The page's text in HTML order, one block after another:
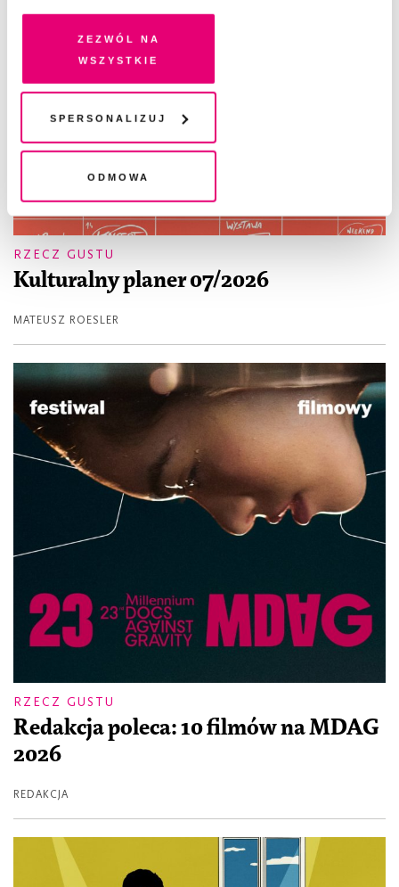
pokrewne, zgadzasz się na przechowywanie informacji
na Twoim urządzeniu końcowym lub dostęp do niego i
przetwarzanie danych. Zgodę na wszystkie lub niektóre
chwili wycofać lub ponowić w zakładce "Ustawienia
plików cookie". Wycofanie zgody nie wpływa na
legalność przetwarzania danych przed jej wycofaniem
Zezwól na
wszystkie
Spersonalizuj
Odmowa
RZECZ GUSTU
Kulturalny planer 07/2026
MATEUSZ ROESLER
RZECZ GUSTU
Redakcja poleca: 10 filmów na MDAG
2026
REDAKCJA